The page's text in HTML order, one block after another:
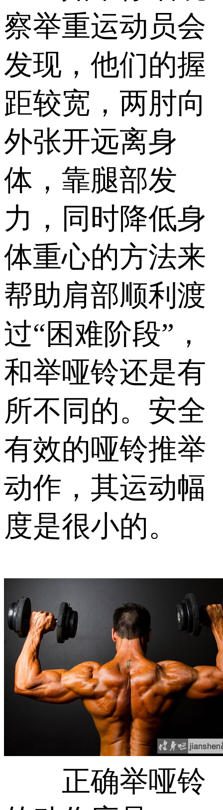
察举重运动员会
发现，他们的握
距较宽，两肘向
外张开远离身
体，靠腿部发
力，同时降低身
体重心的方法来
帮助肩部顺利渡
过“困难阶段”，
和举哑铃还是有
所不同的。安全
有效的哑铃推举
动作，其运动幅
度是很小的。
正确举哑铃